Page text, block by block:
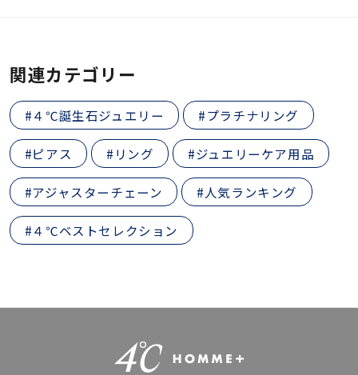
関連カテゴリー
#４℃誕生石ジュエリー #プラチナリング
#ピアス #リング #ジュエリーケア用品
#アジャスターチェーン #人気ランキング
#４℃ベストセレクション